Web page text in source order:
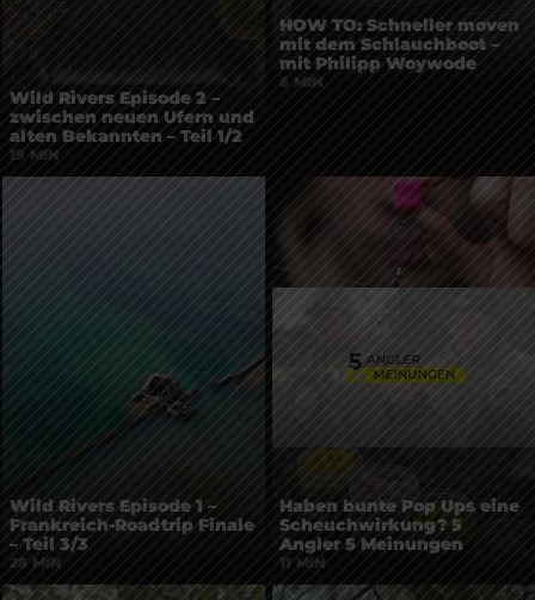
19 MIN
Wild Rivers Episode 2 –
zwischen neuen Ufern und
alten Bekannten – Teil 1/2
6 MIN
HOW TO: Schneller moven
mit dem Schlauchboot –
mit Philipp Woywode
28 MIN
Wild Rivers Episode 1 –
Frankreich-Roadtrip Finale
– Teil 3/3
11 MIN
Haben bunte Pop Ups eine
Scheuchwirkung? 5
Angler 5 Meinungen